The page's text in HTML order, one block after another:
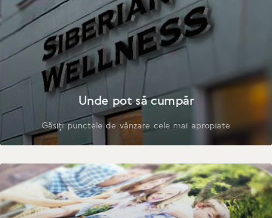
Unde pot să cumpăr
Găsiți punctele de vânzare cele mai apropiate